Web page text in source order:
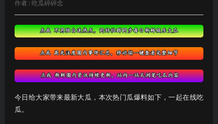
作者 : 吃瓜碎碎念
今日给大家带来最新大瓜，本次热门瓜爆料如下，一起在线吃
瓜。